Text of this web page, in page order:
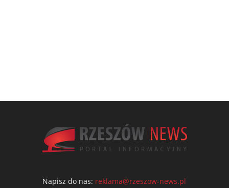
Napisz do nas: reklama@rzeszow-news.pl